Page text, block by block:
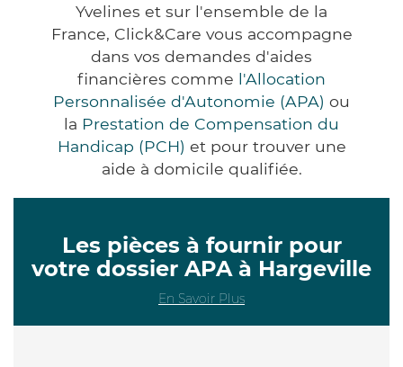
Yvelines et sur l'ensemble de la
France, Click&Care vous accompagne
dans vos demandes d'aides
financières comme l'Allocation
Personnalisée d'Autonomie (APA) ou
la Prestation de Compensation du
Handicap (PCH) et pour trouver une
aide à domicile qualifiée.
Les pièces à fournir pour
votre dossier APA à Hargeville
En Savoir Plus